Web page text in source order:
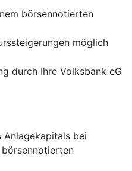
börsennotierten
möglich
durch Ihre Volksbank eG
Anlagekapitals bei